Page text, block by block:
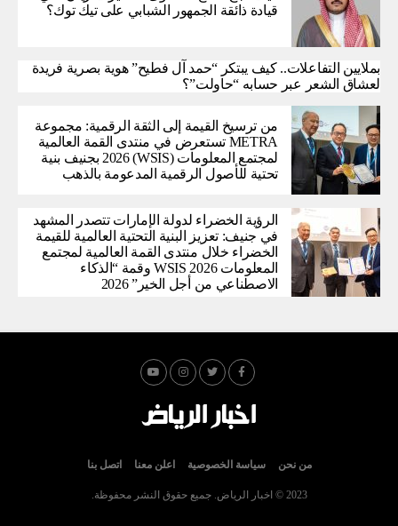
قيادة ذائقة الجمهور الشبابي على تيك توك؟
بملايين التفاعلات.. كيف يبتكر “حمد آل فطيح” هوية بصرية فريدة
لعشاق الشعر عبر حسابه “حاولت”؟
من ترسيخ القيمة إلى الثقة الرقمية: مجموعة
METRA تستعرض في منتدى القمة العالمية
لمجتمع المعلومات (WSIS) 2026 بجنيف بنية
تحتية للأصول الرقمية المدعومة بالذهب
الرؤية الخضراء لدولة الإمارات تتصدر المشهد
في جنيف: تعزيز البنية التحتية العالمية للقيمة
الخضراء خلال منتدى القمة العالمية لمجتمع
المعلومات WSIS 2026 وقمة “الذكاء
الاصطناعي من أجل الخير” 2026
من نحن سياسة الخصوصية اعلن معنا اتصل بنا
2023 © اخبار الرياض. جميع حقوق النشر محفوظة.